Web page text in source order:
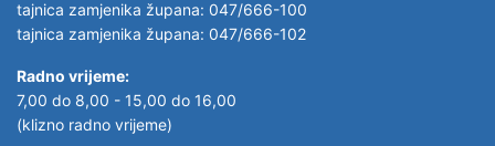
tajnica zamjenika župana: 047/666-100
tajnica zamjenika župana: 047/666-102
Radno vrijeme:
7,00 do 8,00 - 15,00 do 16,00
(klizno radno vrijeme)